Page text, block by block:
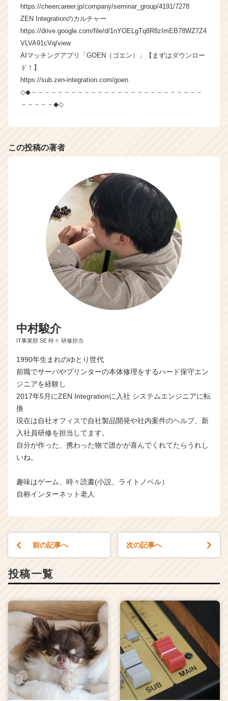
https://cheercareer.jp/company/seminar_group/4191/7278
ZEN Integrationのカルチャー
https://drive.google.com/file/d/1nYOELgTq8R8zImEB78WZ7Z4
VLVA91cVq/view
AIマッチングアプリ「GOEN（ゴエン）」【まずはダウンロー
ド！】
https://sub.zen-integration.com/goen
◇◆－－－－－－－－－－－－－－－－－－－－－－－－－－
－－－－－◆◇
この投稿の著者
中村駿介
IT事業部 SE 時々 研修担当
1990年生まれのゆとり世代
前職でサーバやプリンターの本体修理をするハード保守エン
ジニアを経験し
2017年5月にZEN Integrationに入社 システムエンジニアに転
換
現在は自社オフィスで自社製品開発や社内案件のヘルプ、新
入社員研修を担当してます。
自分が作った、携わった物で誰かが喜んでくれてたらうれし
いね。
趣味はゲーム、時々読書(小説、ライトノベル）
自称インターネット老人
前の記事へ 次の記事へ
投稿一覧